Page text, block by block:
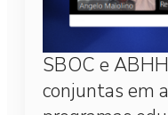
SBOC e
conjuntas em